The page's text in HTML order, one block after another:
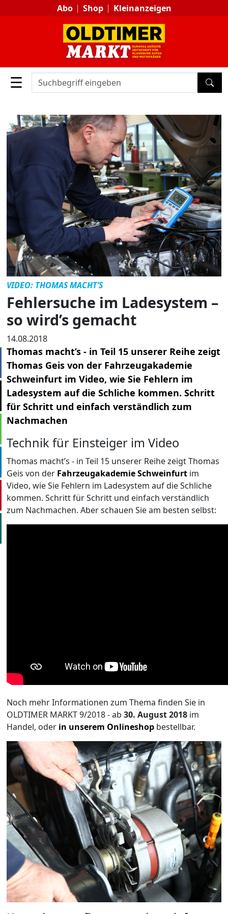
Abo Shop Kleinanzeigen
☰
VIDEO: THOMAS MACHT’S
Fehlersuche im Ladesystem –
so wird’s gemacht
14.08.2018
Thomas macht’s - in Teil 15 unserer Reihe zeigt
Thomas Geis von der Fahrzeugakademie
Schweinfurt im Video, wie Sie Fehlern im
Ladesystem auf die Schliche kommen. Schritt
für Schritt und einfach verständlich zum
Nachmachen
Technik für Einsteiger im Video
Thomas macht’s - in Teil 15 unserer Reihe zeigt Thomas
Geis von der Fahrzeugakademie Schweinfurt im
Video, wie Sie Fehlern im Ladesystem auf die Schliche
kommen. Schritt für Schritt und einfach verständlich
zum Nachmachen. Aber schauen Sie am besten selbst:
Noch mehr Informationen zum Thema finden Sie in
OLDTIMER MARKT 9/2018 - ab 30. August 2018 im
Handel, oder in unserem Onlineshop bestellbar.